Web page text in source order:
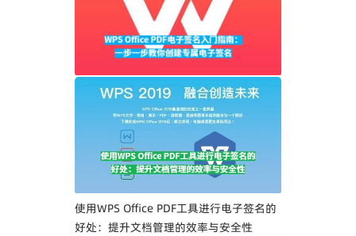
WPS Office PDF电子签名入门指南：一步
一步教你创建专属电子签名
使用WPS Office PDF工具进行电子签名的
好处：提升文档管理的效率与安全性